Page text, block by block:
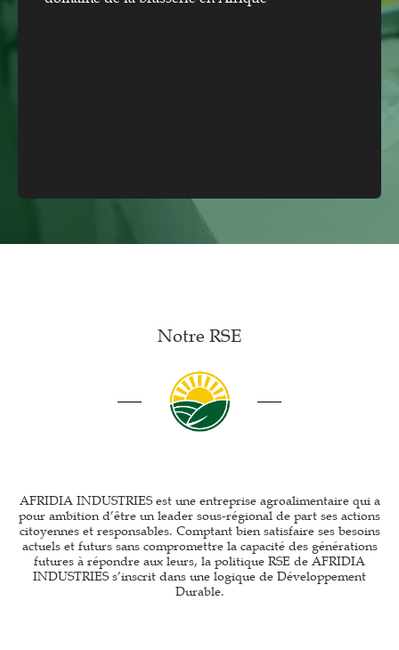
Notre RSE
AFRIDIA INDUSTRIES est une entreprise agroalimentaire qui a
pour ambition d’être un leader sous-régional de part ses actions
citoyennes et responsables. Comptant bien satisfaire ses besoins
actuels et futurs sans compromettre la capacité des générations
futures à répondre aux leurs, la politique RSE de AFRIDIA
INDUSTRIES s’inscrit dans une logique de Développement
Durable.